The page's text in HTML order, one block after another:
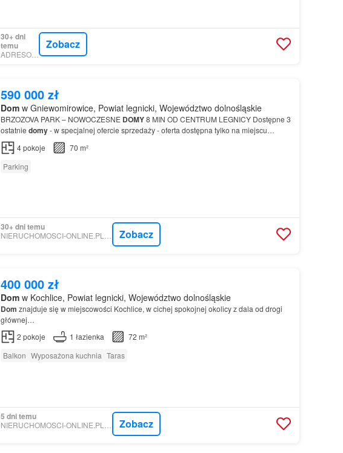
30+ dni
temu
ADRESOWO
Zobacz
590 000 zł
Domw Gniewomirowice, Powiat legnicki, Województwo dolnośląskie
BRZOZOVA PARK – NOWOCZESNE DOMY8 MIN OD CENTRUM LEGNICY Dostępne 3
ostatnie domy- w specjalnej ofercie sprzedaży - oferta dostępna tylko na miejscu…
4pokoje
70 m²
Parking
30+ dni temu
Zobacz
400 000 zł
Domw Kochlice, Powiat legnicki, Województwo dolnośląskie
Dom znajduje się w miejscowości Kochlice, w cichej spokojnej okolicy z dala od drogi
głównej…
2 pokoje 1 łazienka
72 m²
Balkon Wyposażona kuchnia Taras
5 dni temu
Zobacz